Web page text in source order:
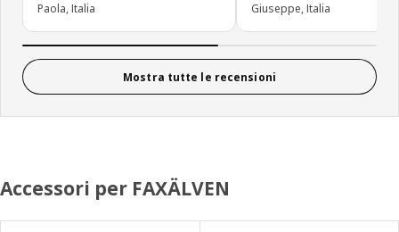
Paola, Italia Giuseppe, Italia
Mostra tutte le recensioni
Accessori per FAXÄLVEN